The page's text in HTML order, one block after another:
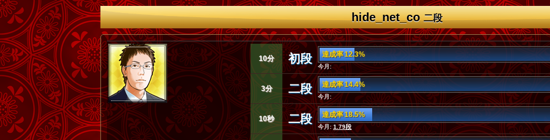
hide_net_co二段
10分 初段 達成率 12.3%
今月:
3分 二段 達成率 14.4%
今月:
10秒 二段 達成率 18.5%
今月:1.79段